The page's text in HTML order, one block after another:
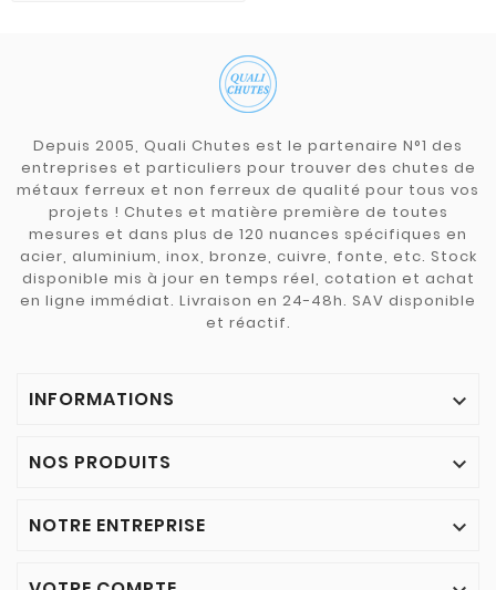
Depuis 2005, Quali Chutes est le partenaire N°1 des
entreprises et particuliers pour trouver des chutes de
métaux ferreux et non ferreux de qualité pour tous vos
projets ! Chutes et matière première de toutes
mesures et dans plus de 120 nuances spécifiques en
acier, aluminium, inox, bronze, cuivre, fonte, etc. Stock
disponible mis à jour en temps réel, cotation et achat
en ligne immédiat. Livraison en 24-48h. SAV disponible
et réactif.
INFORMATIONS 
NOS PRODUITS 
NOTRE ENTREPRISE 